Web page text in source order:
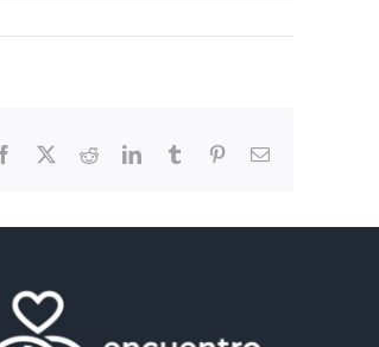
Facebook RedditLinkedInTumblr PinterestEmail